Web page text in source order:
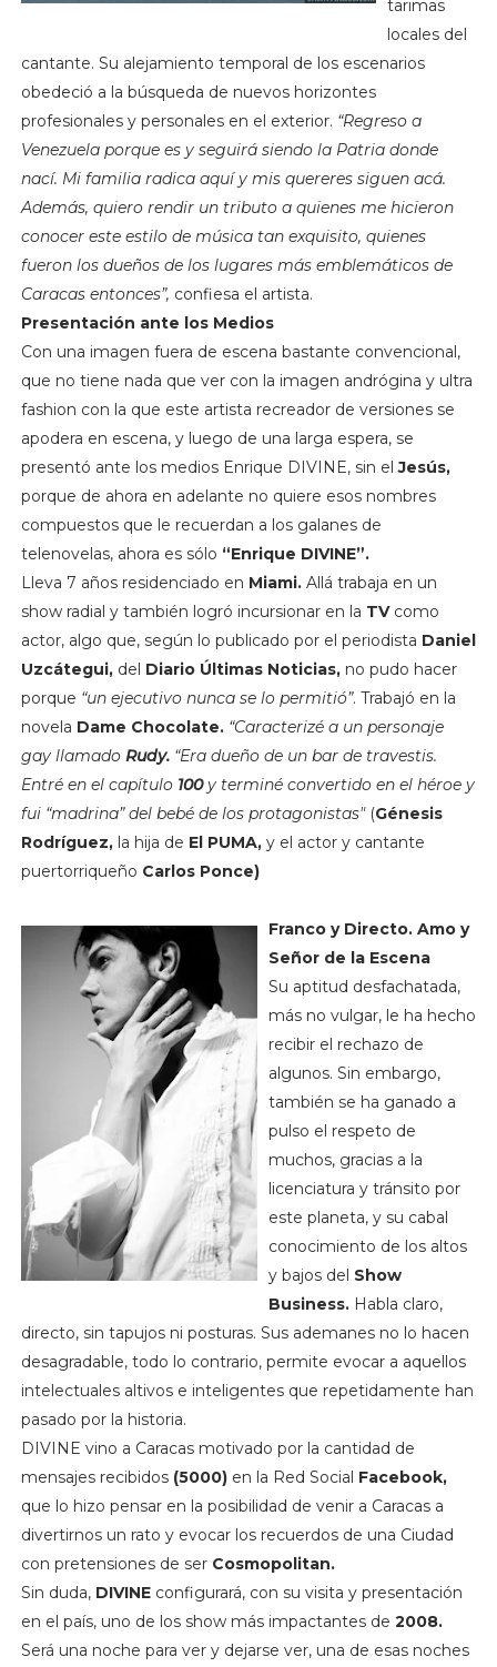
tarimas
locales del
cantante. Su alejamiento temporal de los escenarios
obedeció a la búsqueda de nuevos horizontes
profesionales y personales en el exterior. “Regreso a
Venezuela porque es y seguirá siendo la Patria donde
nací. Mi familia radica aquí y mis quereres siguen acá.
Además, quiero rendir un tributo a quienes me hicieron
conocer este estilo de música tan exquisito, quienes
fueron los dueños de los lugares más emblemáticos de
Caracas entonces”, confiesa el artista.
Presentación ante los Medios
Con una imagen fuera de escena bastante convencional,
que no tiene nada que ver con la imagen andrógina y ultra
fashion con la que este artista recreador de versiones se
apodera en escena, y luego de una larga espera, se
presentó ante los medios Enrique DIVINE, sin elJesús,
porque de ahora en adelante no quiere esos nombres
compuestos que le recuerdan a los galanes de
telenovelas, ahora es sólo “Enrique DIVINE”.
Lleva 7 años residenciado en Miami.Allá trabaja en un
show radial y también logró incursionar en la TVcomo
actor, algo que, según lo publicado por el periodista Daniel
Uzcátegui,del Diario Últimas Noticias,no pudo hacer
porque “un ejecutivo nunca se lo permitió”. Trabajó en la
novela Dame Chocolate. “Caracterizé a un personaje
gay llamado Rudy.“Era dueño de un bar de travestis.
Entré en el capítulo 100y terminé convertido en el héroe y
fui “madrina” del bebé de los protagonistas"(Génesis
Rodríguez,la hija de El PUMA,y el actor y cantante
puertorriqueño Carlos Ponce)
Franco y Directo. Amo y
Señor de la Escena
Su aptitud desfachatada,
más no vulgar, le ha hecho
recibir el rechazo de
algunos. Sin embargo,
también se ha ganado a
pulso el respeto de
muchos, gracias a la
licenciatura y tránsito por
este planeta, y su cabal
conocimiento de los altos
y bajos del Show
Business.Habla claro,
directo, sin tapujos ni posturas. Sus ademanes no lo hacen
desagradable, todo lo contrario, permite evocar a aquellos
intelectuales altivos e inteligentes que repetidamente han
pasado por la historia.
DIVINE vino a Caracas motivado por la cantidad de
mensajes recibidos (5000)en la Red Social Facebook,
que lo hizo pensar en la posibilidad de venir a Caracas a
divertirnos un rato y evocar los recuerdos de una Ciudad
con pretensiones de ser Cosmopolitan.
Sin duda, DIVINEconfigurará, con su visita y presentación
en el país, uno de los show más impactantes de 2008.
Será una noche para ver y dejarse ver, una de esas noches